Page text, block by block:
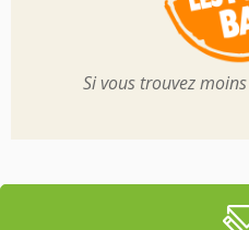
Si vous trouvez